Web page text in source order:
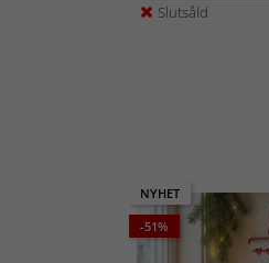
Slutsåld
NYHET
-51%